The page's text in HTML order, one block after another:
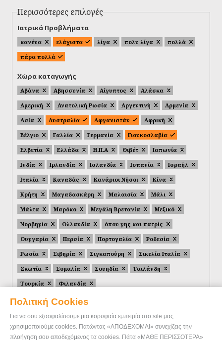
Πολιτική Cookies
Για να σου εξασφαλίσουμε μια κορυφαία εμπειρία στο site μας
χρησιμοποιούμε cookies. Πατώντας «ΑΠΟΔΕΧΟΜΑΙ» συνεχίζεις την
πλοήγηση σου αποδεχόμενος τα cookies. Πάτα «ΜΑΘΕ ΠΕΡΙΣΣΟΤΕΡΑ»
Περισσότερες επιλογές
Ιατρικά Προβλήματα
κανένα ελάχιστα λίγα πολυ λίγα
πολλά
πάρα πολλά
Χώρα καταγωγής
Αβάνα Αβησσυνία Αίγυπτος
Αλάσκα
Αμερική
Ανατολική Ρωσία Αργεντινή
Αρμενία
Ασία
Αυστραλία Αφγανιστάν
Αφρική
Βέλγιο
Γαλλία Γερμανία
Γιουκοσλαβία
Ελβετία
Ελλάδα Η.Π.Α Θιβέτ
Ιαπωνία
Ινδία
Ιρλανδία Ισλανδία Ισπανία
Ισραήλ
Ιταλία
Καναδάς Κανάριοι Νήσοι
Κίνα
Κρήτη
Μαγαδασκάρη Μαλαισία
Μάλι
Μάλτα
Μαρόκο Μεγάλη Βρετανία
Μεξικό
Νορβηγία
Ολλανδία
όπου γης και πατρίς
Ουγγαρία
Περσία Πορτογαλία
Ροδεσία
Ρωσία
Σιβηρία Σιγκαπούρη
Σικελία Ιταλία
Σκωτία
Σομαλία Σουηδία
Ταιλάνδη
Τουρκία
Φιλανδία